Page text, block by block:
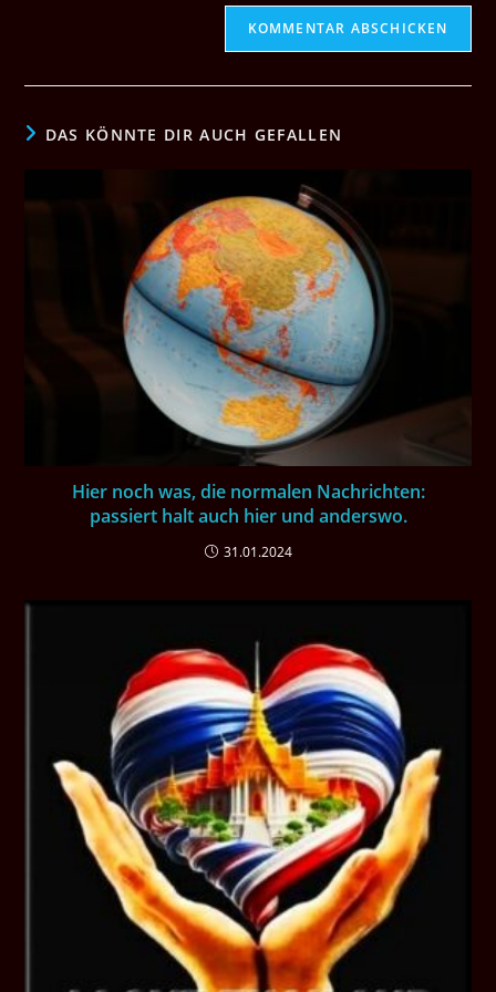
DAS KÖNNTE DIR AUCH GEFALLEN
Hier noch was, die normalen Nachrichten:
passiert halt auch hier und anderswo.
31.01.2024